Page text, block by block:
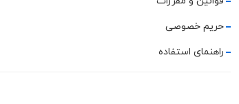
حریم خصوصی
راهنمای استفاده